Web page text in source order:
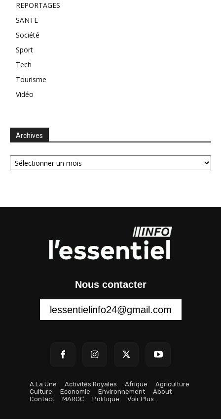
REPORTAGES
SANTE
Société
Sport
Tech
Tourisme
Vidéo
Archives
Archives
Nous contacter
lessentielinfo24@gmail.com
A La Une Activités Royales Afrique
Agriculture
Culture
Economie Environnement
About
Contact
MAROC Politique Voir Plus…